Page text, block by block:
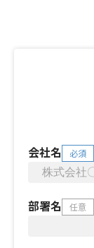
会社名 必須
部署名 任意